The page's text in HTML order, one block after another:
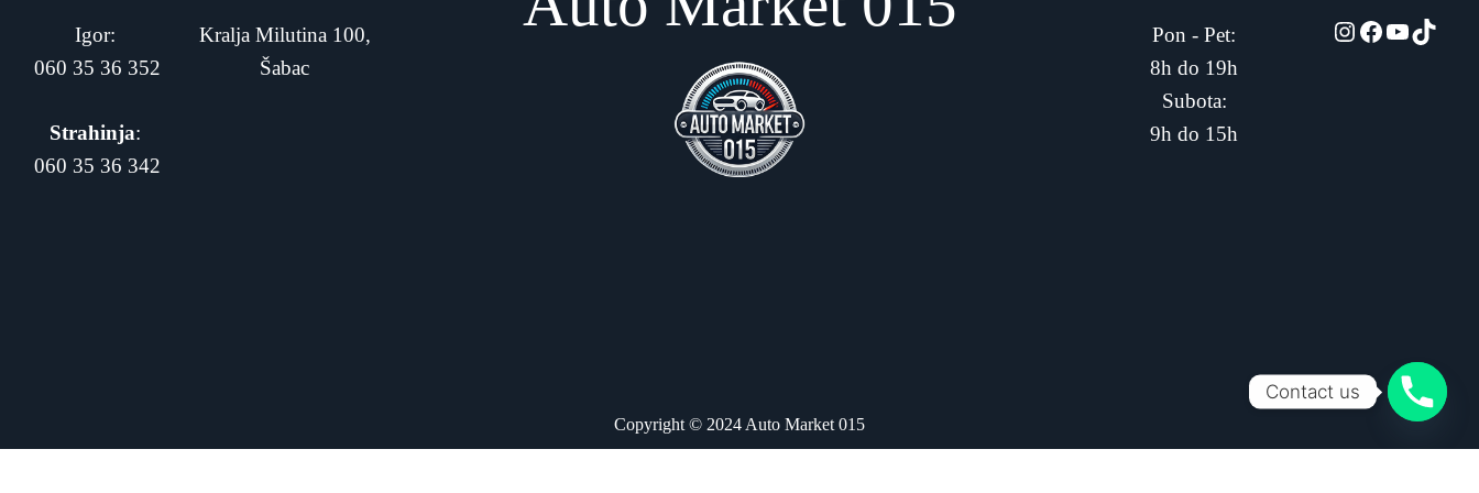
Igor:
060 35 36 352
Strahinja:
060 35 36 342
Kralja Milutina 100,
Šabac
Pon - Pet:
8h do 19h
Subota:
9h do 15h
Facebook
YouTube
Copyright © 2024 Auto Market 015
Contact us